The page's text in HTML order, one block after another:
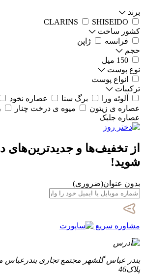
برند
CLARINS
SHISEIDO
کشور ساخت
فرانسه
ژاپن
حجم
150 میل
نوع پوست
انواع پوست
ترکیبات
آلوئه ورا
برگ سنا عصاره نخود
عصاره ی زیتون
میوه ی درخت چنار
عصاره جلبک
از تخفیف‌ها و جدیدترین‌های
شوید!
بدون عنوان(ضروری)
مشاوره سریع
بندر عباس گلشهر مجتمع تجاری بندرعباس
پلاک46